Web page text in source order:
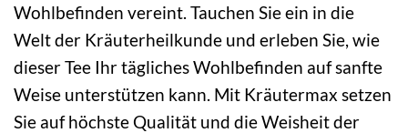
Wohlbefinden vereint. Tauchen Sie ein in die
Welt der Kräuterheilkunde und erleben Sie, wie
dieser Tee Ihr tägliches Wohlbefinden auf sanfte
Weise unterstützen kann. Mit Kräutermax setzen
Sie auf höchste Qualität und die Weisheit der